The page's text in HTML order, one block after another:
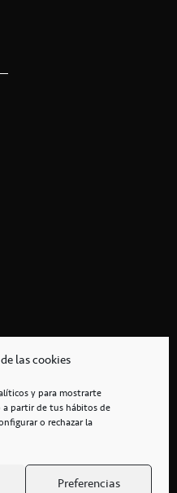
las cookies
y para mostrarte
a partir de tus hábitos de
o rechazar la
Preferencias